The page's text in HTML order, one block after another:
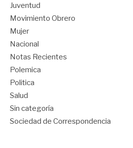
Juventud
Movimiento Obrero
Mujer
Nacional
Notas Recientes
Polemica
Politica
Salud
Sin categoría
Sociedad de Correspondencia